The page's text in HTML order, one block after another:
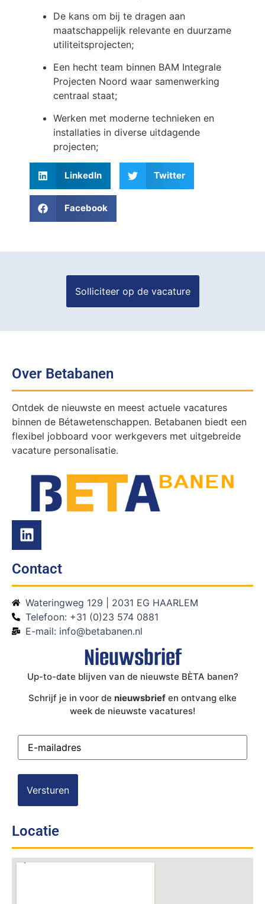
De kans om bij te dragen aan
maatschappelijk relevante en duurzame
utiliteitsprojecten;
Een hecht team binnen BAM Integrale
Projecten Noord waar samenwerking
centraal staat;
Werken met moderne technieken en
installaties in diverse uitdagende
projecten;
LinkedIn Twitter
Facebook
Over Betabanen
Ontdek de nieuwste en meest actuele vacatures
binnen de Bétawetenschappen. Betabanen biedt een
flexibel jobboard voor werkgevers met uitgebreide
vacature personalisatie.
Contact
Wateringweg 129 | 2031 EG HAARLEM
Telefoon: +31 (0)23 574 0881
E-mail: info@betabanen.nl
Nieuwsbrief
Up-to-date blijven van de nieuwste BÈTA banen?
Schrijf je in voor de nieuwsbrief en ontvang elke
week de nieuwste vacatures!
E-
mailadres(Vereist)
Locatie